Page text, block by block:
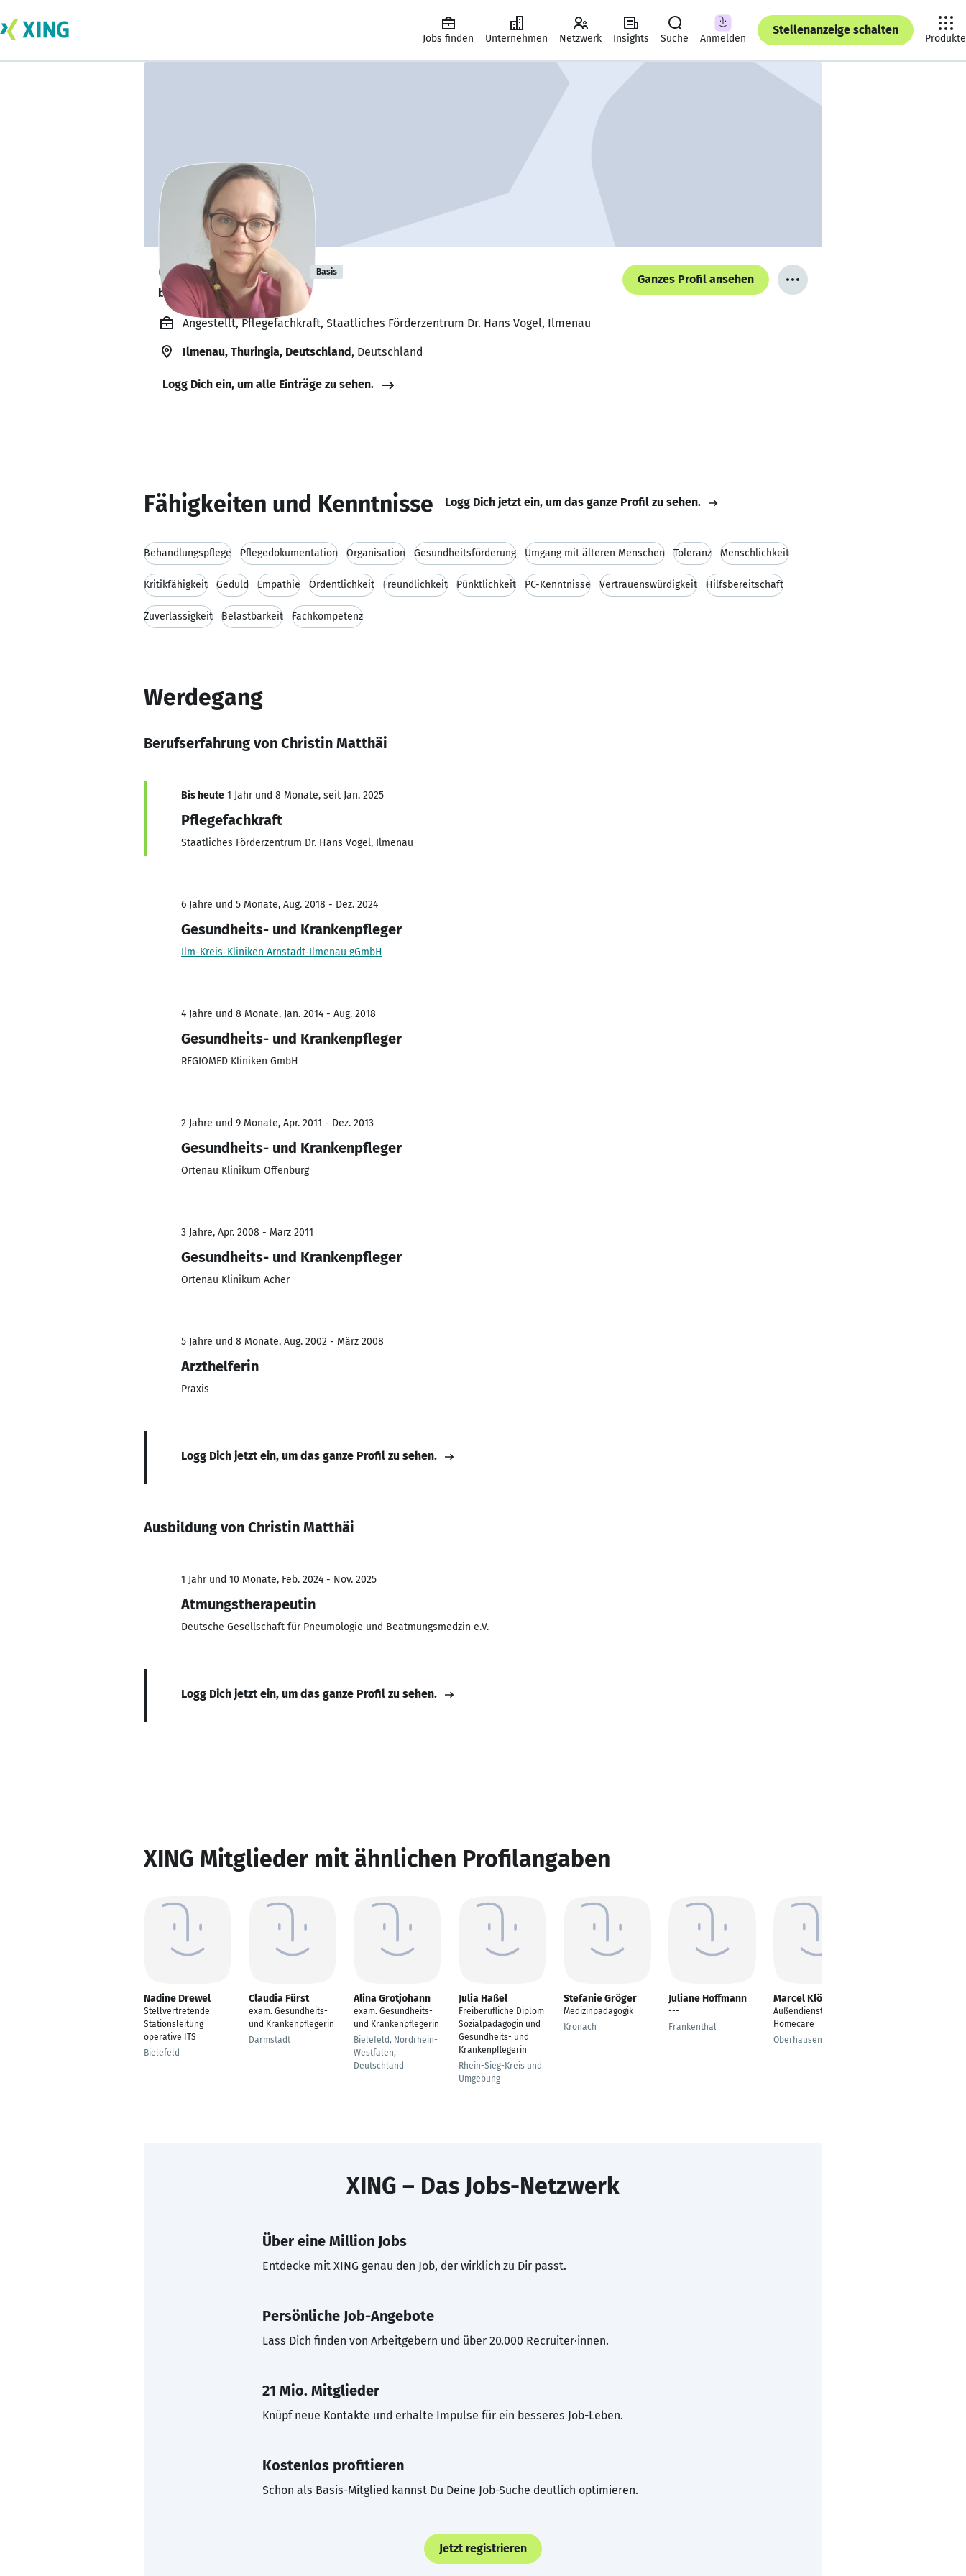
Jobs finden Unternehmen Netzwerk Insights Suche Anmelden
Stellenanzeige schalten
Produkte
Christin Matthäi Basis
bildet sich zurzeit weiter. 🎓
Ganzes Profil ansehen
Angestellt, Pflegefachkraft, Staatliches Förderzentrum Dr. Hans Vogel, Ilmenau
Ilmenau, Thuringia, Deutschland, Deutschland
Logg Dich ein, um alle Einträge zu sehen.
Fähigkeiten und Kenntnisse Logg Dich jetzt ein, um das ganze Profil zu sehen.
Behandlungspflege Pflegedokumentation Organisation Gesundheitsförderung Umgang mit älteren Menschen Toleranz Menschlichkeit
Kritikfähigkeit Geduld Empathie Ordentlichkeit Freundlichkeit Pünktlichkeit PC-Kenntnisse Vertrauenswürdigkeit Hilfsbereitschaft
Zuverlässigkeit Belastbarkeit Fachkompetenz
Werdegang
Berufserfahrung von Christin Matthäi
Bis heute 1 Jahr und 8 Monate, seit Jan. 2025
Pflegefachkraft
Staatliches Förderzentrum Dr. Hans Vogel, Ilmenau
6 Jahre und 5 Monate, Aug. 2018 - Dez. 2024
Gesundheits- und Krankenpfleger
Ilm-Kreis-Kliniken Arnstadt-Ilmenau gGmbH
4 Jahre und 8 Monate, Jan. 2014 - Aug. 2018
Gesundheits- und Krankenpfleger
REGIOMED Kliniken GmbH
2 Jahre und 9 Monate, Apr. 2011 - Dez. 2013
Gesundheits- und Krankenpfleger
Ortenau Klinikum Offenburg
3 Jahre, Apr. 2008 - März 2011
Gesundheits- und Krankenpfleger
Ortenau Klinikum Acher
5 Jahre und 8 Monate, Aug. 2002 - März 2008
Arzthelferin
Praxis
Logg Dich jetzt ein, um das ganze Profil zu sehen.
Ausbildung von Christin Matthäi
1 Jahr und 10 Monate, Feb. 2024 - Nov. 2025
Atmungstherapeutin
Deutsche Gesellschaft für Pneumologie und Beatmungsmedzin e.V.
Logg Dich jetzt ein, um das ganze Profil zu sehen.
XING Mitglieder mit ähnlichen Profilangaben
Nadine Drewel
Stellvertretende
Stationsleitung
operative ITS
Bielefeld
Claudia Fürst
exam. Gesundheits-
und Krankenpflegerin
Darmstadt
Alina Grotjohann
exam. Gesundheits-
und Krankenpflegerin
Bielefeld, Nordrhein-
Westfalen,
Deutschland
Julia Haßel
Freiberufliche Diplom
Sozialpädagogin und
Gesundheits- und
Krankenpflegerin
Rhein-Sieg-Kreis und
Umgebung
Stefanie Gröger
Medizinpädagogik
Kronach
Juliane Hoffmann
---
Frankenthal
Marcel Klöckner
Außendienst
Homecare
Oberhausen
XING – Das Jobs-Netzwerk
Über eine Million Jobs
Entdecke mit XING genau den Job, der wirklich zu Dir passt.
Persönliche Job-Angebote
Lass Dich finden von Arbeitgebern und über 20.000 Recruiter·innen.
21 Mio. Mitglieder
Knüpf neue Kontakte und erhalte Impulse für ein besseres Job-Leben.
Kostenlos profitieren
Schon als Basis-Mitglied kannst Du Deine Job-Suche deutlich optimieren.
Jetzt registrieren